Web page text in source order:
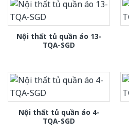
Nội thất tủ quần áo 13-
TQA-SGD
Nội thất tủ quần áo 4-
TQA-SGD